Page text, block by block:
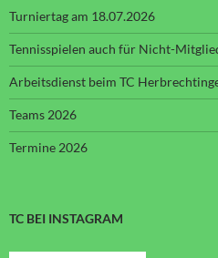
Turniertag am 18.07.2026
Tennisspielen auch für Nicht-
Arbeitsdienst beim TC
Teams 2026
Termine 2026
TC BEI INSTAGRAM